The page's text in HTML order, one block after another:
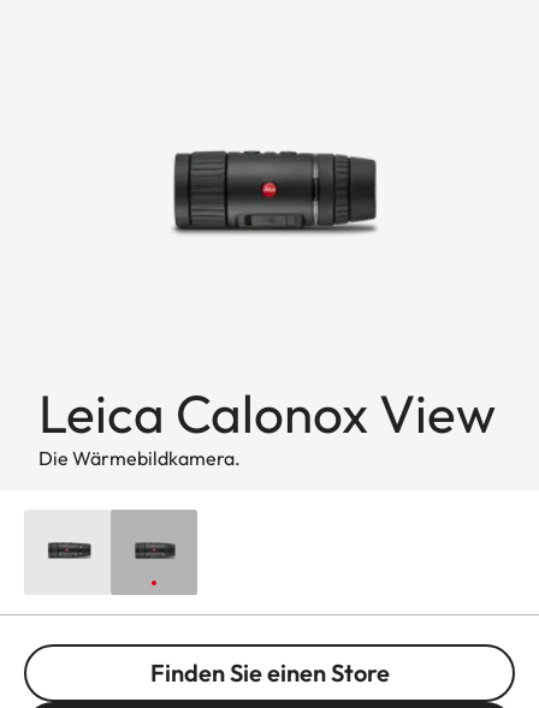
Leica Calonox View
Die Wärmebildkamera.
Finden Sie einen Store